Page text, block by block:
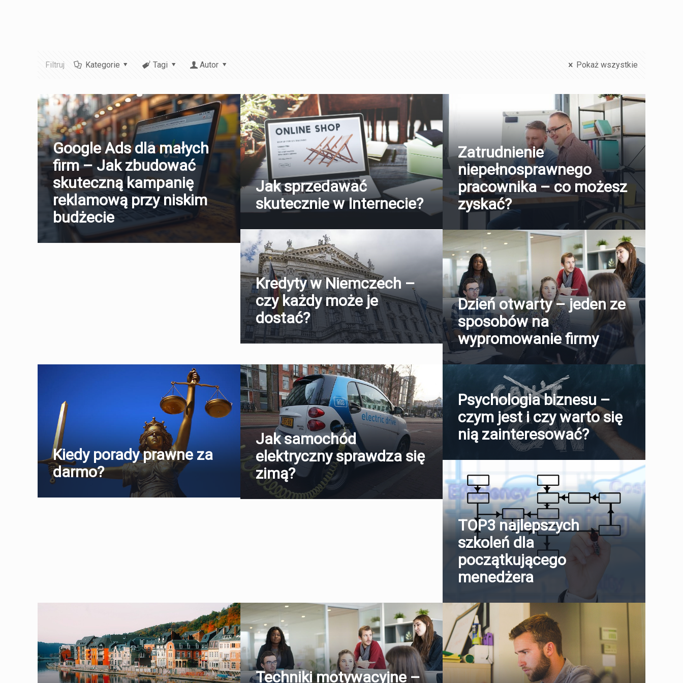
Filtruj Kategorie Tagi Autor Pokaż wszystkie
Google Ads dla małych
firm – Jak zbudować
skuteczną kampanię
reklamową przy niskim
budżecie
Jak sprzedawać
skutecznie w Internecie?
Zatrudnienie
niepełnosprawnego
pracownika – co możesz
zyskać?
Kredyty w Niemczech –
czy każdy może je
dostać?
Dzień otwarty – jeden ze
sposobów na
wypromowanie firmy
Kiedy porady prawne za
darmo?
Jak samochód
elektryczny sprawdza się
zimą?
Psychologia biznesu –
czym jest i czy warto się
nią zainteresować?
TOP3 najlepszych
szkoleń dla
początkującego
menedżera
Techniki motywacyjne –